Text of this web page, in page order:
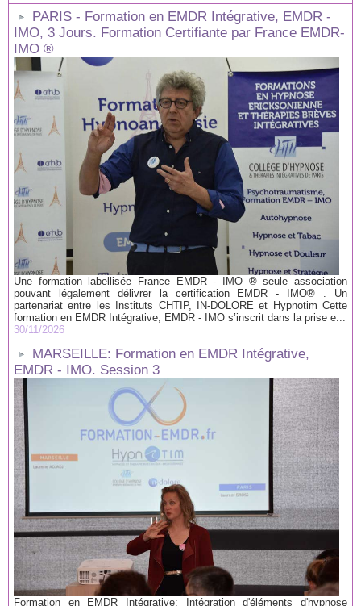
PARIS - Formation en EMDR Intégrative, EMDR -
IMO, 3 Jours. Formation Certifiante par France EMDR-
IMO ®
Une formation labellisée France EMDR - IMO ® seule association
pouvant légalement délivrer la certification EMDR - IMO® . Un
partenariat entre les Instituts CHTIP, IN-DOLORE et Hypnotim Cette
formation en EMDR Intégrative, EMDR - IMO s’inscrit dans la prise e...
30/11/2026
MARSEILLE: Formation en EMDR Intégrative,
EMDR - IMO. Session 3
Formation en EMDR Intégrative: Intégration d'éléments d'hypnose